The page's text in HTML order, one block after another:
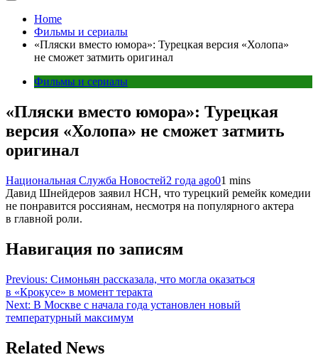
Home
Фильмы и сериалы
«Пляски вместо юмора»: Турецкая версия «Холопа»
не сможет затмить оригинал
Фильмы и сериалы
«Пляски вместо юмора»: Турецкая
версия «Холопа» не сможет затмить
оригинал
Национальная Служба Новостей2 года ago01 mins
Давид Шнейдеров заявил НСН, что турецкий ремейк комедии
не понравится россиянам, несмотря на популярного актера
в главной роли.
Навигация по записям
Previous: Симоньян рассказала, что могла оказаться
в «Крокусе» в момент теракта
Next: В Москве с начала года установлен новый
температурный максимум
Related News